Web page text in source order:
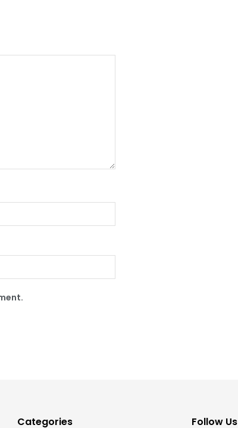
Categories Follow Us